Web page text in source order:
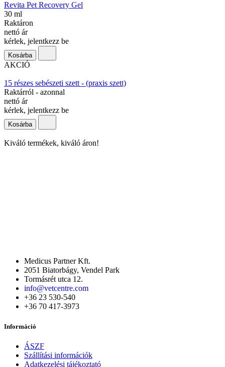
Revita Pet Recovery Gel
30 ml
Raktáron
nettó ár
kérlek, jelentkezz be
Kosárba
AKCIÓ
15 részes sebészeti szett - (praxis szett)
Raktárról - azonnal
nettó ár
kérlek, jelentkezz be
Kosárba
Kiváló termékek, kiváló áron!
Medicus Partner Kft.
2051 Biatorbágy, Vendel Park
Tormásrét utca 12.
info@vetcentre.com
+36 23 530-540
+36 70 417-3973
Információ
ÁSZF
Szállítási információk
Adatkezelési tájékoztató